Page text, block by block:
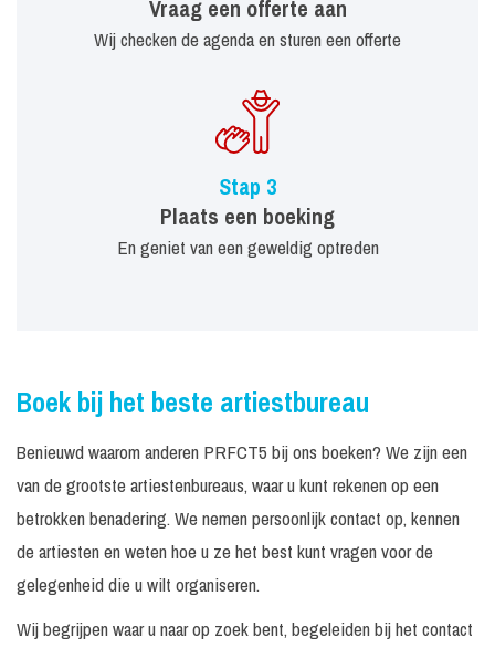
Vraag een offerte aan
Wij checken de agenda en sturen een offerte
Stap 3
Plaats een boeking
En geniet van een geweldig optreden
Boek bij het beste artiestbureau
Benieuwd waarom anderen PRFCT5 bij ons boeken? We zijn een
van de grootste artiestenbureaus, waar u kunt rekenen op een
betrokken benadering. We nemen persoonlijk contact op, kennen
de artiesten en weten hoe u ze het best kunt vragen voor de
gelegenheid die u wilt organiseren.
Wij begrijpen waar u naar op zoek bent, begeleiden bij het contact